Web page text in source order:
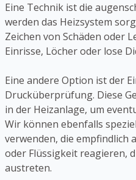
Eine Technik ist die
werden das Heizsystem
Zeichen von Schäden oder
Einrisse, Löcher oder lose
Eine andere Option ist der
Drucküberprüfung. Diese
in der Heizanlage, um
Wir können ebenfalls
verwenden, die empfindlich
oder Flüssigkeit reagieren,
austreten.